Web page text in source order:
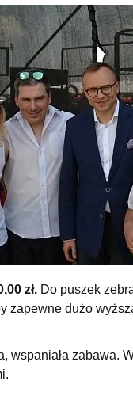
zł. Do puszek
zapewne dużo
wspaniała zabawa.